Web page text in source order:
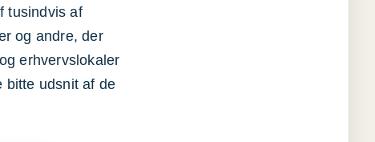
tusindvis af
og andre, der
erhvervslokaler
bitte udsnit af de